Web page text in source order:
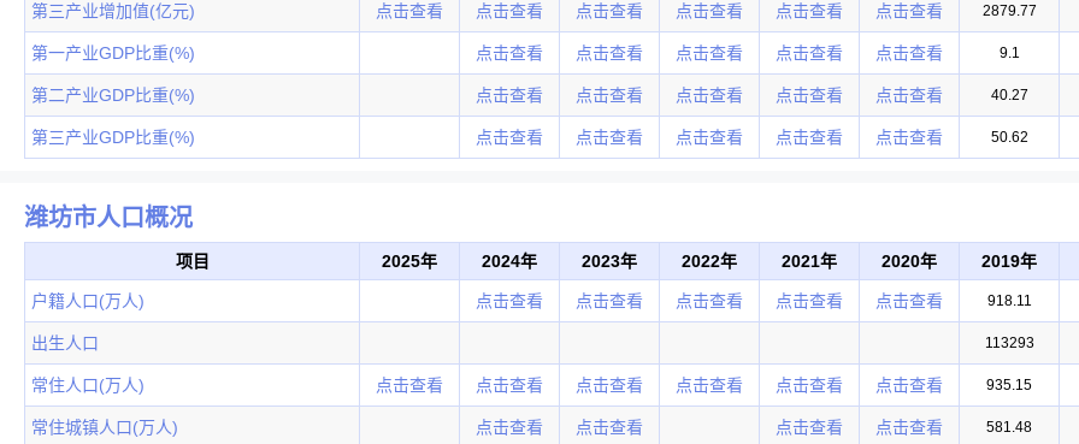
第三产业增加值(亿元) 点击查看 点击查看 点击查看 点击查看 点击查看 点击查看 2879.77
第一产业GDP比重(%) 点击查看 点击查看 点击查看 点击查看 点击查看 9.1
第二产业GDP比重(%) 点击查看 点击查看 点击查看 点击查看 点击查看 40.27
第三产业GDP比重(%) 点击查看 点击查看 点击查看 点击查看 点击查看 50.62
潍坊市人口概况
项目 2025年 2024年 2023年 2022年 2021年 2020年 2019年
户籍人口(万人) 点击查看 点击查看 点击查看 点击查看 点击查看 918.11
出生人口 113293
常住人口(万人) 点击查看 点击查看 点击查看 点击查看 点击查看 点击查看 935.15
常住城镇人口(万人) 点击查看 点击查看 点击查看 点击查看 581.48